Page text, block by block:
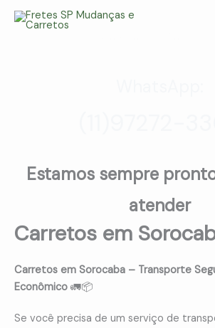
para
Estamos sempre
atender
Carretos em
Carretos em Sorocaba – Transporte
Econômico 🚛📦
Se você precisa de um serviço de